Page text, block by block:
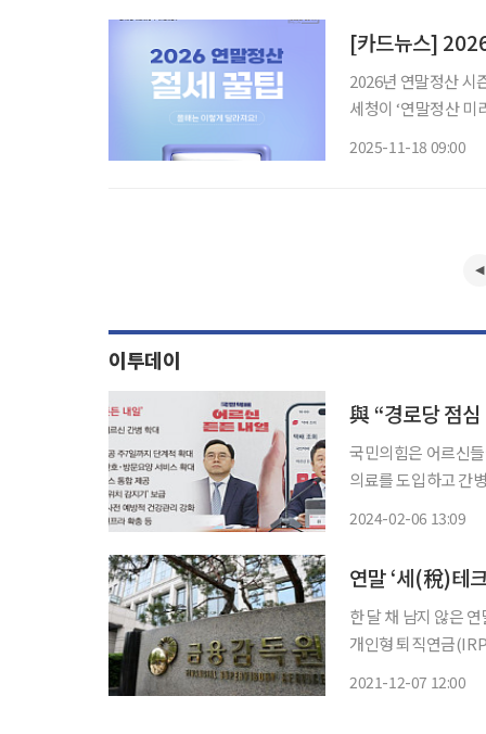
[카드뉴스]
2026년 연말정산 시
세청이 ‘연말정산
2025-11-18 09:00
이투데이
與 “경로당 점
국민의힘은 어르신
의료를 도입하고 간병비에
2024-02-06 13:09
연말 ‘세(稅)테
한 달 채 남지 않은
개인형 퇴직연금(IRP) 가입 시
2021-12-07 12:00